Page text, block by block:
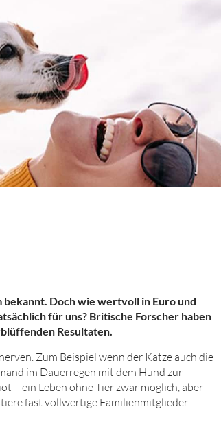
bekannt. Doch wie wertvoll in Euro und
für uns? Britische Forscher haben
Resultaten.
Zum Beispiel wenn der Katze auch die
im Dauerregen mit dem Hund zur
– ein Leben ohne Tier zwar möglich, aber
fast vollwertige Familienmitglieder.